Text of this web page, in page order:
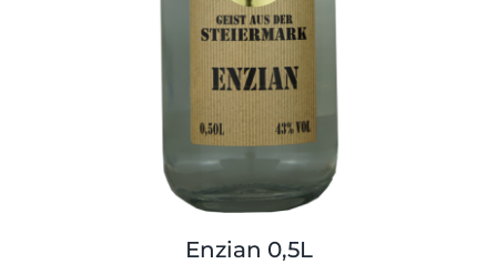
Enzian 0,5L